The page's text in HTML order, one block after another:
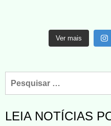
Ver mais
LEIA NOTÍCIAS